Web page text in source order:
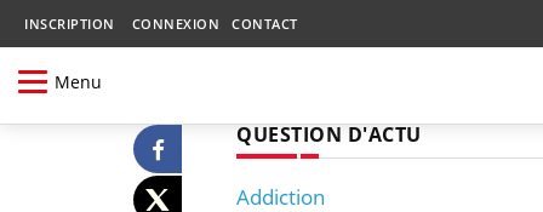
INSCRIPTION CONNEXION CONTACT
Menu
QUESTION D'ACTU
Addiction